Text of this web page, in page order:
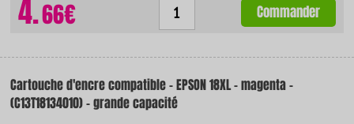
4.66€ Commander
Cartouche d'encre compatible - EPSON 18XL - magenta -
(C13T18134010) - grande capacité